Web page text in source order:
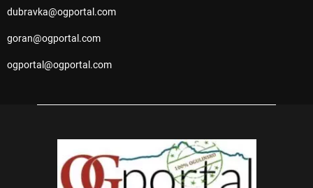
dubravka@ogportal.com
goran@ogportal.com
ogportal@ogportal.com